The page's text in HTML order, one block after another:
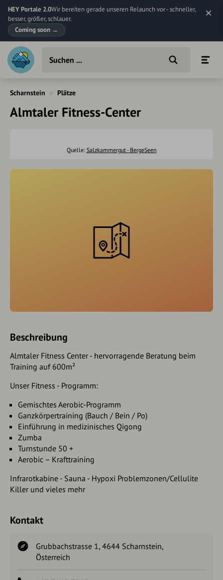
HEY Portale 2.0Wir bereiten gerade unseren Relaunch vor - schneller,
besser, größer, schlauer.
Coming soon →
Scharnstein Plätze
Almtaler Fitness-Center
Quelle: Salzkammergut - BergeSeen
Beschreibung
Almtaler Fitness Center - hervorragende Beratung beim
Training auf 600m²
Unser Fitness - Programm:
Gemischtes Aerobic-Programm
Ganzkörpertraining (Bauch / Bein / Po)
Einführung in medizinisches Qigong
Zumba
Turnstunde 50 +
Aerobic – Krafttraining
Infrarotkabine - Sauna - Hypoxi Problemzonen/Cellulite
Killer und vieles mehr
Kontakt
Grubbachstrasse 1, 4644 Scharnstein,
Österreich